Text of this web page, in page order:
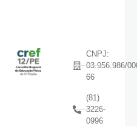
CNPJ:
03.956.986/
66
(81)
3226-
0996